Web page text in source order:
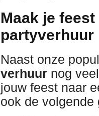
Maak je
partyverhuur
Naast onze
verhuur nog
jouw feest naar
ook de